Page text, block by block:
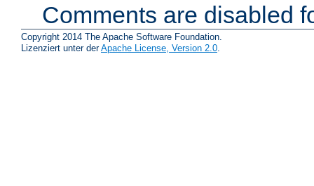
Comments are disabled
Copyright 2014 The Apache Software Foundation.
Lizenziert unter derApache License, Version 2.0